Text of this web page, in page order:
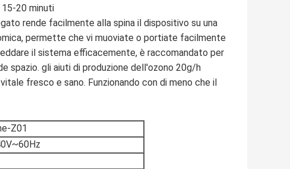
20 minuti
rende facilmente alla spina il dispositivo su una
permette che vi muoviate o portiate facilmente
il sistema efficacemente, è raccomandato per
spazio. gli aiuti di produzione dell'ozono 20g/h
fresco e sano. Funzionando con di meno che il
Z01